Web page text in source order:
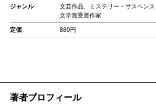
ジャンル
文芸作品、ミステリー・サスペンス
文学賞受賞作家
定価 880円
著者プロフィール